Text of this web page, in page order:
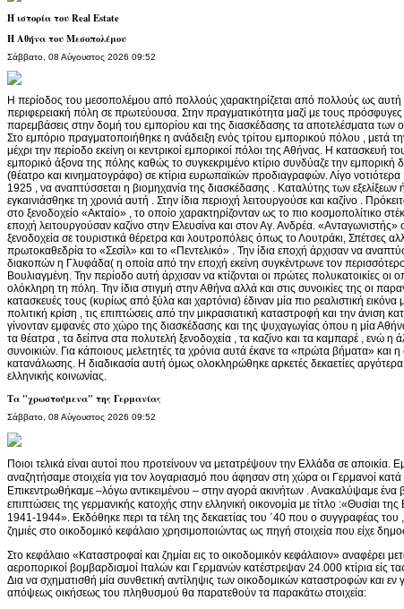
Η ιστορία του Real Estate
Η Αθήνα του Μεσοπολέμου
Σάββατο, 08 Αύγουστος 2026 09:52
Η περίοδος του μεσοπολέμου από πολλούς χαρακτηρίζεται από πολλούς ως
περιφερειακή πόλη σε πρωτεύουσα. Στην πραγματικότητα μαζί με τους
παρεμβάσεις στην δομή του εμπορίου και της διασκέδασης τα αποτελέσματα των
Στο εμπόριο πραγματοποιήθηκε η ανάδειξη ενός τρίτου εμπορικού πόλου , μετά
μέχρι την περίοδο εκείνη οι κεντρικοί εμπορικοί πόλοι της Αθήνας. Η κατασκευή
εμπορικό άξονα της πόλης καθώς το συγκεκριμένο κτίριο συνδύαζε την εμπορική
(θέατρο και κινηματογράφο) σε κτίρια ευρωπαϊκών προδιαγραφών. Λίγο
1925 , να αναπτύσσεται η βιομηχανία της διασκέδασης . Καταλύτης των
εγκαινιάσθηκε τη χρονιά αυτή . Στην ίδια περιοχή λειτουργούσε και καζίνο .
στο ξενοδοχείο «Ακταίο» , το οποίο χαρακτηρίζονταν ως το πιο κοσμοπολίτικο
εποχή λειτουργούσαν καζίνο στην Ελευσίνα και στον Αγ. Ανδρέα. «Ανταγωνιστής»
ξενοδοχεία σε τουριστικά θέρετρα και λουτροπόλεις όπως το Λουτράκι, Σπέτσες
πρωτοκαθεδρία το «Σεσίλ» και το «Πεντελικό» . Την ίδια εποχή άρχισαν να
διακοπών η Γλυφάδα( η οποία από την εποχή εκείνη συγκέντρωνε τον
Βουλιαγμένη. Την περίοδο αυτή άρχισαν να κτίζονται οι πρώτες πολυκατοικίες οι
ολόκληρη τη πόλη. Την ίδια στιγμή στην Αθήνα αλλά και στις συνοικίες της οι
κατασκευές τους (κυρίως από ξύλα και χαρτόνια) έδιναν μία πιο ρεαλιστική
πολιτική κρίση , τις επιπτώσεις από την μικρασιατική καταστροφή και την άνιση
γίνονταν εμφανές στο χώρο της διασκέδασης και της ψυχαγωγίας όπου η μία
τα θέατρα , τα δείπνα στα πολυτελή ξενοδοχεία , τα καζίνο και τα καμπαρέ , ενώ η
συνοικιών. Για κάποιους μελετητές τα χρόνια αυτά έκανε τα «πρώτα βήματα» και
κατανάλωσης. Η διαδικασία αυτή όμως ολοκληρώθηκε αρκετές δεκαετίες
ελληνικής κοινωνίας.
Τα "χρωστούμενα" της Γερμανίας
Σάββατο, 08 Αύγουστος 2026 09:52
Ποιοι τελικά είναι αυτοί που προτείνουν να μετατρέψουν την Ελλάδα σε αποικία.
αναζητήσαμε στοιχεία για τον λογαριασμό που άφησαν στη χώρα οι Γερμανοί
Επικεντρωθήκαμε –λόγω αντικειμένου – στην αγορά ακινήτων . Ανακαλύψαμε ένα
επιπτώσεις της γερμανικής κατοχής στην ελληνική οικονομία με τίτλο :«Θυσίαι
1941-1944». Εκδόθηκε περι τα τέλη της δεκαετίας του ΄40 που ο συγγραφέας του
ζημιές στο οικοδομικό κεφάλαιο χρησιμοποιώντας ως πηγή στοιχεία που είχε
Στο κεφάλαιο «Καταστροφαί και ζημίαι εις το οικοδομικόν κεφάλαιον» αναφέρει
αεροπορικοί βομβαρδισμοί Ιταλών και Γερμανών κατέστρεψαν 24.000 κτίρια είς
Δια να σχηματισθή μία συνθετική αντίληψις των οικοδομικών καταστροφών και εν
απόψεως οικήσεως του πληθυσμού θα παρατεθούν τα παρακάτω στοιχεία: